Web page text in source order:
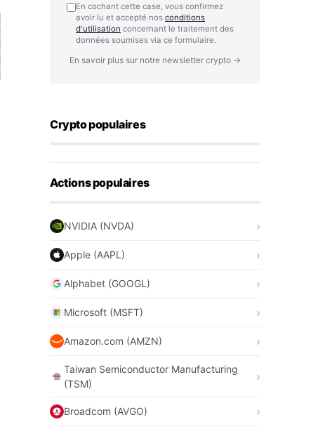
En cochant cette case, vous confirmez
avoir lu et accepté nos conditions
d'utilisation concernant le traitement des
données soumises via ce formulaire.
En savoir plus sur notre newsletter crypto →
Crypto populaires
Actions populaires
NVIDIA (NVDA)
Apple (AAPL)
Alphabet (GOOGL)
Microsoft (MSFT)
Amazon.com (AMZN)
Taiwan Semiconductor Manufacturing
(TSM)
Broadcom (AVGO)